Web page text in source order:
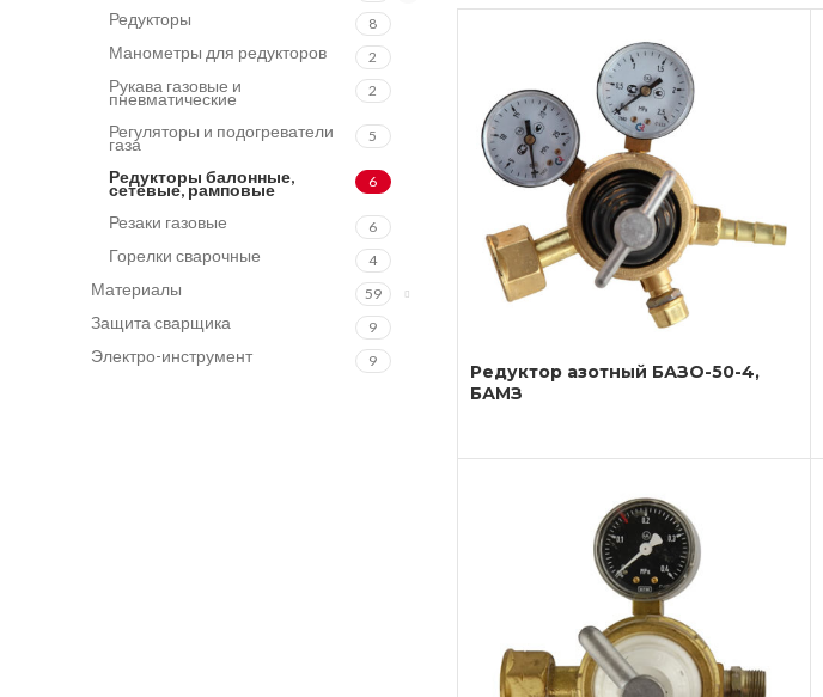
Редукторы 8
Манометры для редукторов 2
Рукава газовые и
пневматические 2
Регуляторы и подогреватели
газа 5
Редукторы балонные,
сетевые, рамповые 6
Резаки газовые 6
Горелки сварочные 4
Материалы 59
Защита сварщика 9
Электро-инструмент 9
Редуктор азотный БАЗО-50-4,
БАМЗ